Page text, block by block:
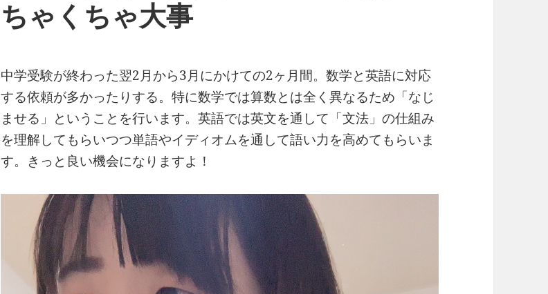
ちゃくちゃ大事
中学受験が終わった翌2月から3月にかけての2ヶ月間。数学と英語に対応
する依頼が多かったりする。特に数学では算数とは全く異なるため「なじ
ませる」ということを行います。英語では英文を通して「文法」の仕組み
を理解してもらいつつ単語やイディオムを通して語い力を高めてもらいま
す。きっと良い機会になりますよ！